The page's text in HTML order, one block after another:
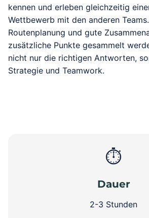
kennen und erleben gleichzeitig
Wettbewerb mit den anderen
Routenplanung und gute
zusätzliche Punkte gesammelt
nicht nur die richtigen Antworten,
Strategie und Teamwork.
⏱️
Dauer
2-3 Stunden